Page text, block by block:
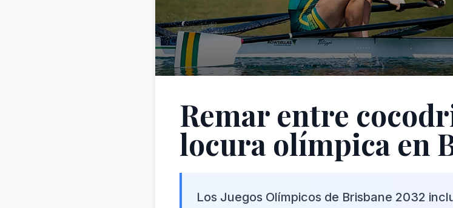
Remar entre
locura olímpica en
Los Juegos Olímpicos de Brisbane 2032